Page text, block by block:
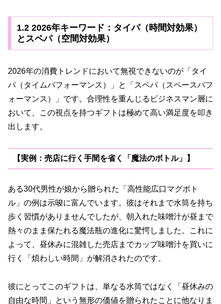
1.2 2026年キーワード：タイパ（時間対効果）
とスペパ（空間対効果）
2026年の消費トレンドにおいて無視できないのが「タイ
パ（タイムパフォーマンス）」と「スペパ（スペースパフ
ォーマンス）」です。合理性を重んじるビジネスマン層に
おいて、この視点を持つギフトは極めて高い満足度を叩き
出します。
【実例：売店に行く手間を省く「魔法のボトル」】
ある30代男性が娘から贈られた「高性能広口マグボト
ル」の例は示唆に富んでいます。彼はそれまで水筒を持ち
歩く習慣がありませんでしたが、朝入れた味噌汁が昼まで
熱々のまま保たれる魔法瓶の進化に驚愕しました。これに
よって、昼休みに混雑した売店までカップ味噌汁を買いに
行く「煩わしい時間」が解消されたのです。
彼にとってこのギフトは、単なる水筒ではなく「昼休みの
自由な時間」という無形の価値を贈られたことに他なりま